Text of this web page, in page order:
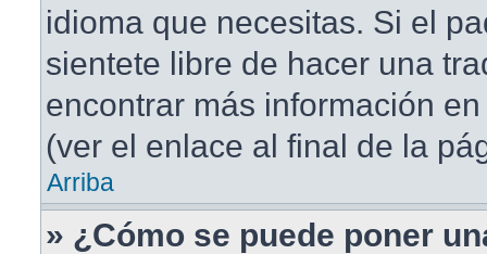
idioma que necesitas. Si el
sientete libre de hacer una
encontrar más información
(ver el enlace al final de la
Arriba
» ¿Cómo se puede poner